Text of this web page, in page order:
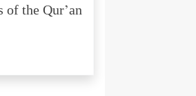
the Qur’an: